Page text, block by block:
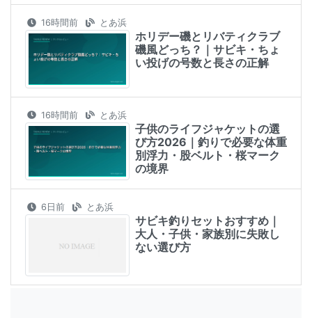
16時間前 とあ浜
ホリデー磯とリバティクラブ
磯風どっち？｜サビキ・ちょ
い投げの号数と長さの正解
16時間前 とあ浜
子供のライフジャケットの選
び方2026｜釣りで必要な体重
別浮力・股ベルト・桜マーク
の境界
6日前 とあ浜
サビキ釣りセットおすすめ｜
大人・子供・家族別に失敗し
ない選び方